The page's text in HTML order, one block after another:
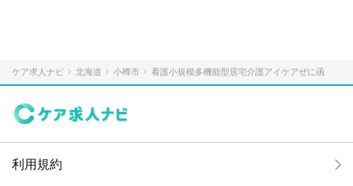
ケア求人ナビ 北海道 小樽市 看護小規模多機能型居宅介護アイケアぜに函
利用規約